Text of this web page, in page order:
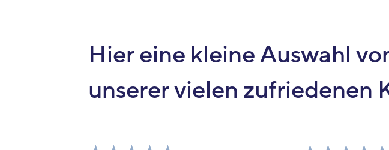
Hier eine kleine Auswahl
unserer vielen zufriedenen